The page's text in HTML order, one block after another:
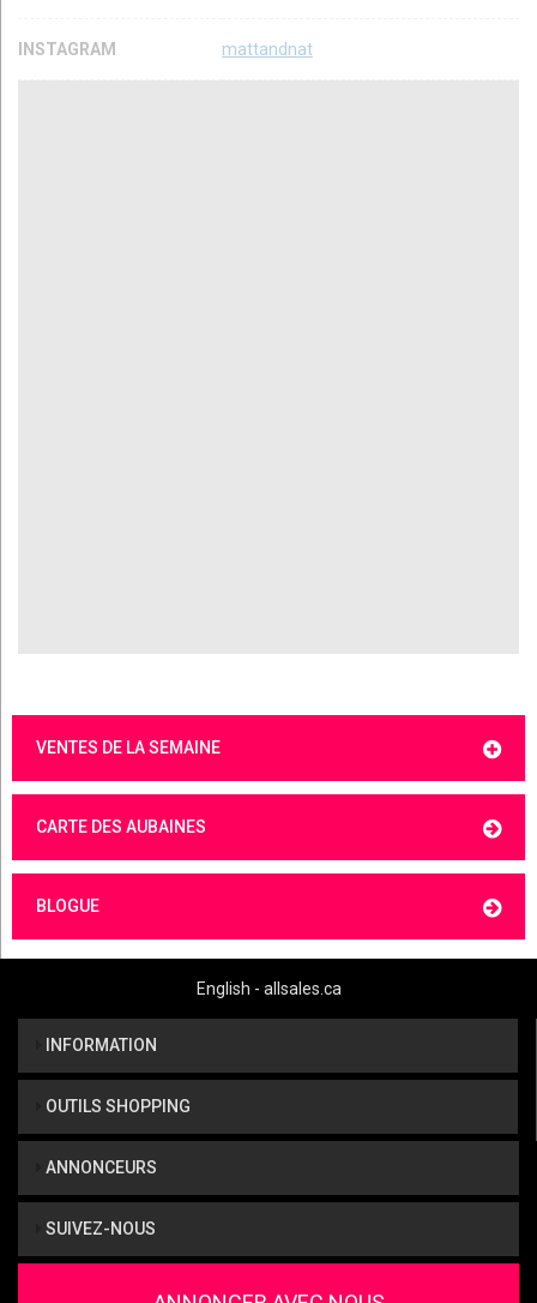
INSTAGRAM mattandnat
VENTES DE LA SEMAINE
CARTE DES AUBAINES
BLOGUE
English - allsales.ca
INFORMATION
OUTILS SHOPPING
ANNONCEURS
SUIVEZ-NOUS